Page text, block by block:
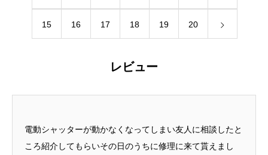
15 16 17 18 19 20
レビュー
電動シャッターが動かなくなってしまい友人に相談したと
ころ紹介してもらいその日のうちに修理に来て貰えまし